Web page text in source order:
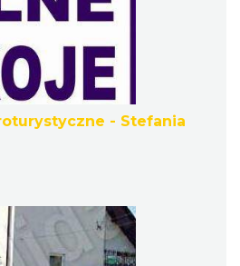
- Stefania